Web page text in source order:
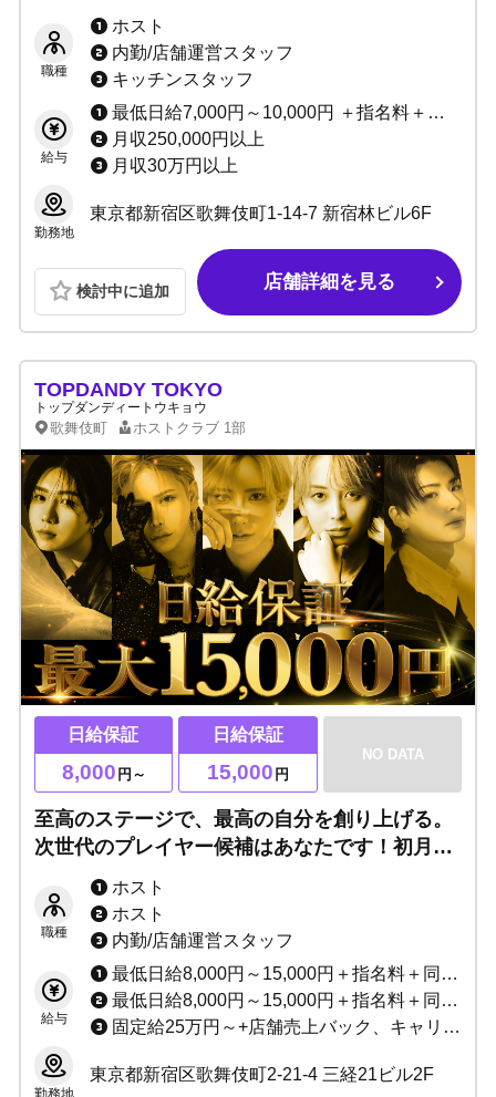
充実！あなたに合うライフスタイルでOK▶無
理はさせません。長きに渡って愛されるお店で
働きませんか？
職種
ホスト
内勤/店舗運営スタッフ
キッチンスタッフ
給与
最低日給7,000円～10,000円 ＋指名料＋歩合＋高額賞金多数
月収250,000円以上
月収30万円以上
勤務地
東京都新宿区歌舞伎町1-14-7 新宿林ビル6F
検討中に追加 店舗詳細を見る
TOPDANDY TOKYO
トップダンディートウキョウ
歌舞伎町 ホストクラブ 1部
日給保証
8,000 円～
日給保証
15,000 円
NO DATA
至高のステージで、最高の自分を創り上げる。
次世代のプレイヤー候補はあなたです！初月の
寮費・名刺代・撮影代はすべて無料◎経験・未
経験どちらも特典多数！高額バック・各種手当
も充実！
職種
ホスト
ホスト
内勤/店舗運営スタッフ
給与
最低日給8,000円～15,000円＋指名料＋同伴料＋売上バック＋その他手当多数
最低日給8,000円～15,000円＋指名料＋同伴料＋売上バック＋賞金多数
固定給25万円～+店舗売上バック、キャリア給、技能給
東京都新宿区歌舞伎町2-21-4 三経21ビル2F